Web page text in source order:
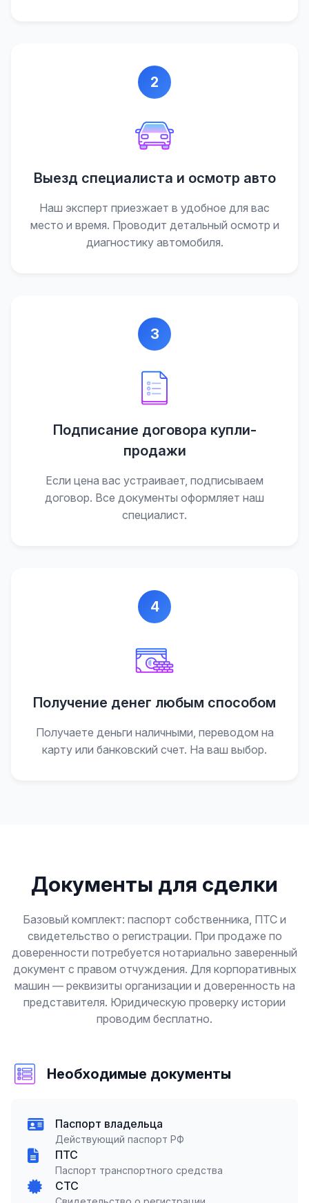
2
Выезд специалиста и осмотр авто
Наш эксперт приезжает в удобное для вас
место и время. Проводит детальный осмотр и
диагностику автомобиля.
3
Подписание договора купли-
продажи
Если цена вас устраивает, подписываем
договор. Все документы оформляет наш
специалист.
4
Получение денег любым способом
Получаете деньги наличными, переводом на
карту или банковский счет. На ваш выбор.
Документы для сделки
Базовый комплект: паспорт собственника, ПТС и
свидетельство о регистрации. При продаже по
доверенности потребуется нотариально заверенный
документ с правом отчуждения. Для корпоративных
машин — реквизиты организации и доверенность на
представителя. Юридическую проверку истории
проводим бесплатно.
Необходимые документы
Паспорт владельца
Действующий паспорт РФ
ПТС
Паспорт транспортного средства
СТС